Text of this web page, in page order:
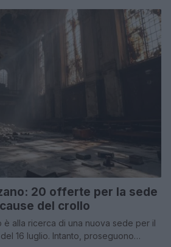
20 offerte per la sede
del crollo
è alla ricerca di una nuova sede per il
16 luglio. Intanto, proseguono…